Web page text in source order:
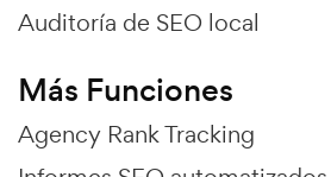
Auditoría de SEO local
Más Funciones
Agency Rank Tracking